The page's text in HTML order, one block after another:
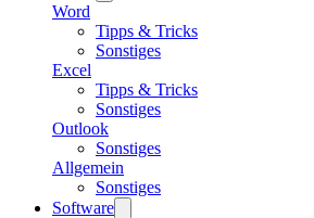
Word
Tipps & Tricks
Sonstiges
Excel
Tipps & Tricks
Sonstiges
Outlook
Sonstiges
Allgemein
Sonstiges
Software